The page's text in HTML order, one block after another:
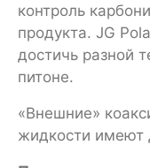
контроль
продукта. JG
достичь разной
питоне.
«Внешние»
жидкости имеют